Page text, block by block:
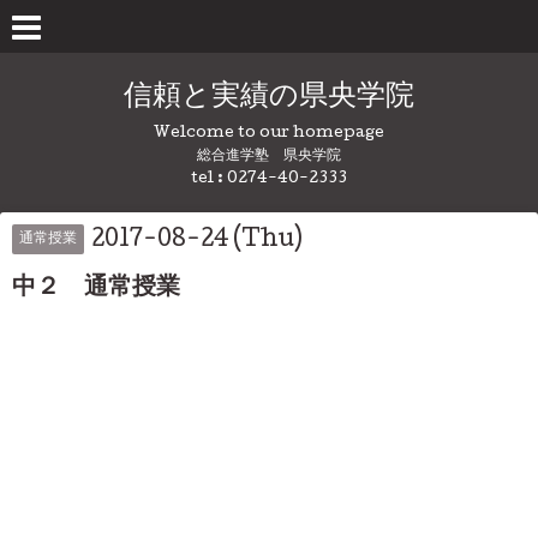
信頼と実績の県央学院
Welcome to our homepage
総合進学塾 県央学院
tel : 0274-40-2333
通常授業 2017-08-24 (Thu)
中２ 通常授業